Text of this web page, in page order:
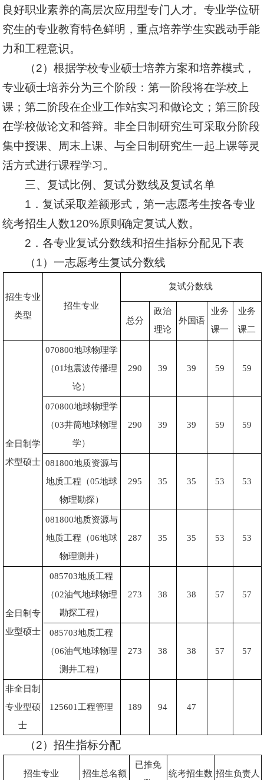
良好职业素养的高层次应用型专门人才。专业学位研
究生的专业教育特色鲜明，重点培养学生实践动手能
力和工程意识。
（2）根据学校专业硕士培养方案和培养模式，
专业硕士培养分为三个阶段：第一阶段将在学校上
课；第二阶段在企业工作站实习和做论文；第三阶段
在学校做论文和答辩。非全日制研究生可采取分阶段
集中授课、周末上课、与全日制研究生一起上课等灵
活方式进行课程学习。
三、复试比例、复试分数线及复试名单
1．复试采取差额形式，第一志愿考生按各专业
统考招生人数120%原则确定复试人数。
2．各专业复试分数线和招生指标分配见下表
（1）一志愿考生复试分数线
招生专业
类型
招生专业
复试分数线
总分
政治
理论
外国语
业务
课一
业务
课二
全日制学
术型硕士
070800地球物理学
（01地震波传播理
论）
290 39 39 59 59
070800地球物理学
（03井筒地球物理
学）
290 39 39 59 59
081800地质资源与
地质工程（05地球
物理勘探）
295 35 35 53 53
081800地质资源与
地质工程（06地球
物理测井）
287 35 35 53 53
全日制专
业型硕士
085703地质工程
（02油气地球物理
勘探工程）
273 38 38 57 57
085703地质工程
（06油气地球物理
测井工程）
273 38 38 57 57
非全日制
专业型硕
士
125601 工程管理 189 94 47
（2）招生指标分配
招生专业 招生总名额
已推免
统考招生数 招生负责人